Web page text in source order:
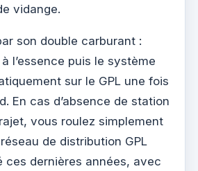
vidange.
son double carburant :
l’essence puis le système
sur le GPL une fois
En cas d’absence de station
vous roulez simplement
de distribution GPL
ces dernières années, avec